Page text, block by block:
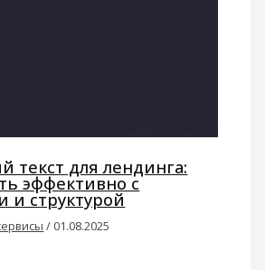
текст для лендинга:
эффективно с
структурой
/ 01.08.2025